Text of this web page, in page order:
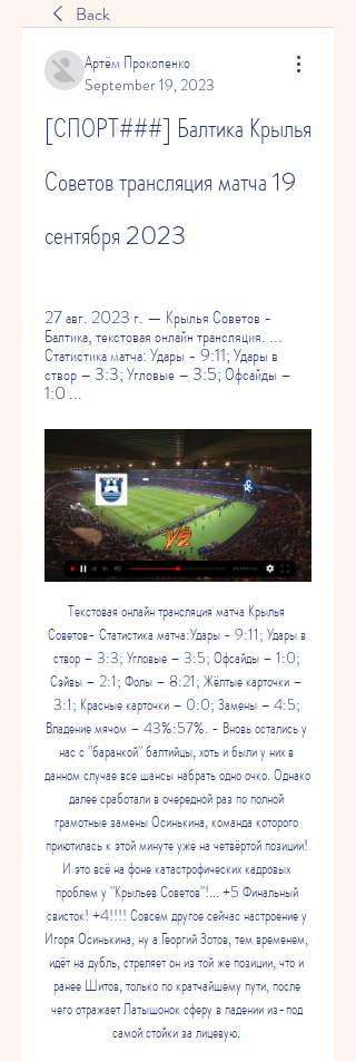
Back
Артём Прокопенко
September 19, 2023
[СПОРТ###] Балтика Крылья
Советов трансляция матча 19
сентября 2023
27 авг. 2023 г. — Крылья Советов -
Балтика, текстовая онлайн трансляция. ...
Статистика матча: Удары - 9:11; Удары в
створ – 3:3; Угловые – 3:5; Офсайды –
1:0 ...
Текстовая онлайн трансляция матча Крылья Советов- Статистика матча:Удары - 9:11; Удары в створ – 3:3; Угловые – 3:5; Офсайды – 1:0; Сэйвы – 2:1; Фолы – 8:21; Жёлтые карточки – 3:1; Красные карточки – 0:0; Замены – 4:5; Владение мячом – 43%:57%. - Вновь остались у нас с "баранкой" балтийцы, хоть и были у них в данном случае все шансы набрать одно очко. Однако далее сработали в очередной раз по полной грамотные замены Осинькина, команда которого приютилась к этой минуте уже на четвёртой позиции! И это всё на фоне катастрофических кадровых проблем у "Крыльев Советов"!... +5 Финальный свисток! +4!!!! Совсем другое сейчас настроение у Игоря Осинькина, ну а Георгий Зотов, тем временем, идёт на дубль, стреляет он из той же позиции, что и ранее Шитов, только по кратчайшему пути, после чего отражает Латышонок сферу в падении из-под самой стойки за лицевую. 

38 Очередная потеря у хозяев в простой ситуации, при этом и тут довольно быстро расстаются с мячом у чужой штрафной подопечные Игнашевича... 37 Теперь уже Игнашевич у нас закипает по полной, потому как после потенциально опасного перехвата у чужой штрафной не смогли толком распорядиться мячом его подопечные... 35 Новая, тем временем, атака "Балтики": стреляет в её концовке Казаев довольно смачно метров с 22-х, но заметно выше перекладины. 

69 Цепляется Шитов за мяч слева в штрафной "Балтики", но вот обыграть там Гассаму ему в итоге не удаётся. 67 Вторая замена в составе "Крыльев Советов": вместо автора гола Бабкина на поле выходит Дмитрий Иванисеня. 66 Запоздало летит на помощь Фернандо Костанце Рассказов, в итоге успевая вынести мяч, на всякий случай, в аут. 65 Ответ хозяев в формате "один на четверых", где в итоге легко обкрадывают гости одинокого бразильца Костанцу. 63 Маляров у нас теперь корчится от боли: решил он пойти "до конца" в чужой штрафной под безобразный навес Галояна... 62 Быстро возвращают мяч под свой контроль калининградцы, но следом вешает у них Галоян по диагонали "в никуда"... 60 Шитов у нас теперь в центре поля правила нарушает, после чего идёт у гостей заброс метров на 30 прямиком в руки Ломаеву!... 59 Едва же вернулся у нас в строй Салтыков, как моментально получил он в центре поля по спине от Радмановаца... 

Возвращается в строй Костанца, после чего почти моментально хватает Солдатенков Казаева сзади за футболку... 44 Умудряется Костанца по невероятно вялой игре получить повреждение, пойдя сейчас в центре поля в жёсткий верховой стык. 43 В атаке же у нас снова балтийцы. Причём и тут наносит завершающий удар Фернандес. Метра на три правее рамки Ломаева. 41 Три подряд фола со стороны Казаева в центре поля, где в итоге решает провести с ним беседу Иванов... 40 Снова действует "из рук вон плохо" Галоян, который сейчас прокинул себе мяч на ход прямиком по позиции Ломаева... 

Крылья Советов» — «Балтика». Прямая трансляция 27 авг. 2023 г. — Прямая трансляция матча «Крылья Советов» — «Балтика» будет доступна на этой странице Sport24 и на телеканале «Матч Премьер». Эфир стартует в ...

Крылья Советов - Балтика прямая онлайн трансляция матча 27 Августа 2023Премьер-Лига, 27 Августа 2023 Время 17:30 окончен 2: 1 Ход матча H2H Текстовая трансляция Обновление через: 60 сек. Составы вр 44 зщ 24 4 15 пз 22 6 8 5 17 нп 14 26 45 3 20 10 7 9 Полные составы Видеотрансляция Видео у букмекеров после регистрации: Предыдущие игры Все игры Последние игры между собой Крылья Советов: +3 Ничьи: 0 Балтика: +1 Online трансляции сайта Евро-футбол. ру предоставляют Вам возможность наблюдать за футбольными матчами в режиме реального времени. Смотрите футбол онлайн на нашем сайте с хорошей подачей информации! Обращаем внимание, что помимо трансляций, на данной странице можно почитать новости предшествующие матчу Крылья Советов - Балтика, так и карту стадиона на котором будет происходить матч! А также, комментируйте матч по ходу! Приятного просмотра прямой трансляции - Крылья Советов - Балтика смотреть онлайн. 

Матч "Балтика - Крылья Советов", Прямая трансляция 11 часов назад — Матч "Балтика - Крылья Советов", Прямая трансляция. 0+. Сегодня Завтра Вторник, 19 сент. Вс17. Пн18. Вт19. Сеансы на 19 сентября. О фильме. Хронометраж130 мин ...

14 Стремительная ответка гостей на грани офсайда через Гузину, прострел которого приходится прямиком в руки Ломаеву. 13 Атакой на атаку отвечают у нас на первых минутах друг другу команды: едва не зацепился сейчас Салтыков за мяч слева от вратарской Латышонка. 11 Вновь с мячом француз Гассана, который сейчас стреляет метров с 30-ти намного выше владений Ломаева. 10 Снова возникает перед Ломаевым помеха при выносе мяча от линии его штрафной, но сейчас всё тут совершенно чисто, ибо выступал он исключительно как полевой игрок, пойдя за её пределами в сторону центрального круга. 

57 Неудачно разыгрывают угловой гости, а следом не спешит Салтыков возвращаться в строй после жёсткого верхового стыка с Маляровым. 56 Есть шанс у Галояна сравнять счёт, но его мощнейший удар сходу метров с 13-ти принимает на себя спина Солдатенкова. 54 Не продолжит эту игру у гостевого коллектива и Ян Казаев, вместо которого спешно выбегает на поле Сергей Пряхин. Ну и тут же следуют оргвыводы. 

Крылья Советов - Балтика. МИР Российская Премьер-лига. Тур 6© ООО «Национальный спортивный телеканал» 2007 — 2023. Для лиц старше 18 лет Средство массовой информации сетевое издание «www. sportbox. ru» зарегистрировано Федеральной службой по надзору в сфере связи, информационных технологий и массовых коммуникаций (Роскомнадзор). Свидетельство о регистрации средства массовой информации Эл № ФС77-72613 от 04. 

Крылья Советов 2:1 Балтика - 27 августа 2023 LiveResult LiveResult Смотрите прямую трансляцию матча Крылья Советов - Балтика онлайн. И будьте в курсе текущего счёта, авторов всех голов. Текстовая трансляция.

Пошёл заброс через всё поле на Шитова. В итоге прямиком за лицевую у ворот Латышонка!... 46 В перерыве произвёл Осинькин одну замену: вместо совершенно потерявшегося Карпицкого на поле вышел Владислав Шитов. Второй тайм! 0:1 у нас сейчас по ударам в створ, т. е. у Латышонка по факту работы вообще не было... Да и у Ломаева её нашлось не много, при этом гости были, всё же, чуть активнее и острее. Очевидно, что приехали они в Самару за победой, дабы выбраться, наконец, из "зоны вылета"!... +2 Перерыв. Штрафной же гости разыгрывают через Латышонка, который не спешит начинать очередную атаку "Балтики"... 45 Одна минута будет переиграна. 

34 Попадает мяч в ходе розыгрыша углового в пах одному из гостей, после чего рикошетит он прямиком в руки Ломаеву. 32 Скорости, тем не менее, стали у нас сейчас практически нулевыми: зарабатывает Маляров на ровном месте угловой удар. 31 Достаточно прохладно сейчас в Самаре, в районе 13-ти градусов тепла, а потому условия для игры вполне комфортные. 29 Раздаёт словесные "пинки" своим подопечным Осинькин, вблизи от которого упускает сейчас мяч в аут Галоян... 28 Неплохая перепасовка вблизи от штрафной "Балтики", где всё, однако, завершается ударом Рассказова метров с 25-ти в одного из соперников... 26 Завершается редчайшая по последним минутам атака волжан назначением потенциально опасного штрафного, в ходе розыгрыша которого залезает Салтыков в офсайд... 

25 Возвращает Пуцко мяч через всё поле к штрафной "Крыльев Советов", на линии которой опережают хозяева Гузину. 23 Постепенно прижались, как ни странно, к своей штрафной хозяева, где в итоге едва не вывалился Маляров по центру на свидание с Ломаевым!... 22 Снова оказывается у нас в центре внимания Фернандес: пробил он сейчас слёта метров с 16-ти чуток выше рамки Ломаева. 20 Откровенно засыпают некоторые болельщики "Крыльев", потому как игра наша, покамест, совсем не изобилует опасными моментами... 19 Довольно опасный кросс Фернандеса от бровки в самый центр вратарской "Крыльев", откуда в итоге выносит сферу Ломаев в падении кулаками. 17 Новые рискованные действия Ломаева при выносе мяча, за который следом не удаётся зацепиться Салтыкову. 16 Попытка Казаева добраться до мяча у левого угла вратарской "Крыльев", где при этом толкает он в спину Горшкова. 

Футбольный матч Крылья Советов - Балтика Футбольный матч Крылья Советов - Балтика составы, счет, смотреть онлайн видео и текстовую трансляцию матча с результатами от 27 августа 2023 на официальном ...

Балтика - Крылья Советов смотреть онлайн 19.09.2023 ... трансляция Балтика - Крылья Советов или на каком сайте можно бесплатно посмотреть этот матч. События в матче. Видео. match video. Уберите камеру! «Крылья ...

Балтика - Крылья Советов: смотреть онлайн 19 Матч Балтика - Крылья Советов. Кубок России, 19.09.2023 9:15. Онлайн видео трансляция, голы, новости, статистика, стартовые составы, ставки, прямой эфир.

85 Совсем чуток не поспел к мячу минутой ранее во вратарской хозяев Энрикес, а сейчас сфолил вблизи от тамошней дужки в борьбе с Мусаевым Костанца. 84 Пятая замена следует, тем временем, у гостей: вместо Роберто Фернандеса на поле выбегает Аслан Дудиев. 83 Дарит Евгеньев мяч соперникам на ровном месте, а следом едва не оказывается голевым опаснейший фланговый прострел в исполнении Лазарева. 82 Падение Мусаева слева от вратарской Ломаева в расчёте на пенальти, но тут скорее пахло симуляцией, а не фолом... 80 Попытка Пряхина освободиться в центре поля от объятий Барача, но те в итоге оказываются чересчур уж цепкими... 

Как раз Витюгов поле покидает. Вместо него выходит Амар Рахманович. 89 Попытка Витюгова добраться до мяча головой в центре поля, где при этом задевает его в полёте Дудиев... 88 ГОООЛ!!! Мусаев! 1:1! Сейчас "закончит просто всё", пребывающий в страшном гневе Осинькин... Вновь направил Лазарев мяч к вратарской Ломаева, но теперь сделал он это верхом. При этом там не уследили ни Евгеньев, ни Барач за Мусаевым, который в итоге пробил головой точно в цель под левую от себя стойку! 87 Дважды кряду стреляют гости в ходе розыгрыша штрафного метров с 22-х, при этом в обоих случаях застревает мяч в оборонительных порядках коллектива Осинькина. 

8! И вот уже у ворот Евгения Латышонка стало чуток жарко. Пробил у хозяев со ср